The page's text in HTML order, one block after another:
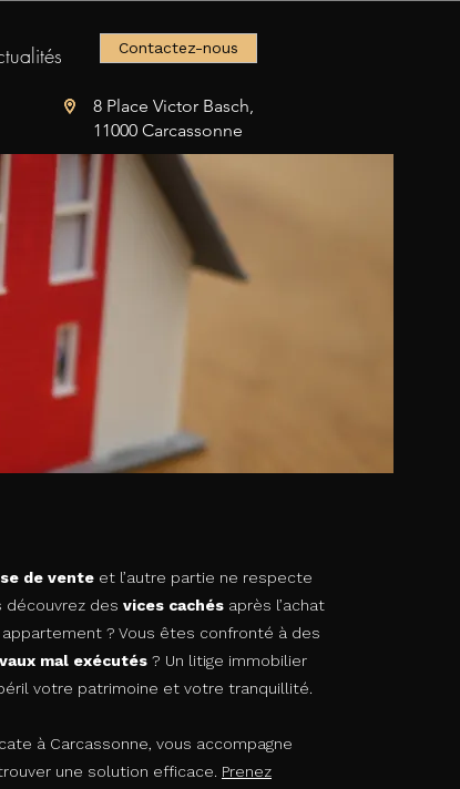
Contactez-nous
location_on
location_on
location_on
location_on
8 Place Victor Basch,
11000 Carcassonne
de vente et l’autre partie ne respecte
découvrez des vices cachés après l’achat
? Vous êtes confronté à des
mal exécutés ? Un litige immobilier
votre patrimoine et votre tranquillité.
à Carcassonne, vous accompagne
une solution efficace. Prenez